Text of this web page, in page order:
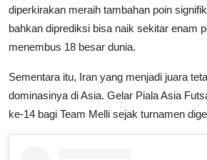
diperkirakan meraih tambahan poin
bahkan diprediksi bisa naik sekitar enam
menembus 18 besar dunia.
Sementara itu, Iran yang menjadi juara
dominasinya di Asia. Gelar Piala Asia
ke-14 bagi Team Melli sejak turnamen